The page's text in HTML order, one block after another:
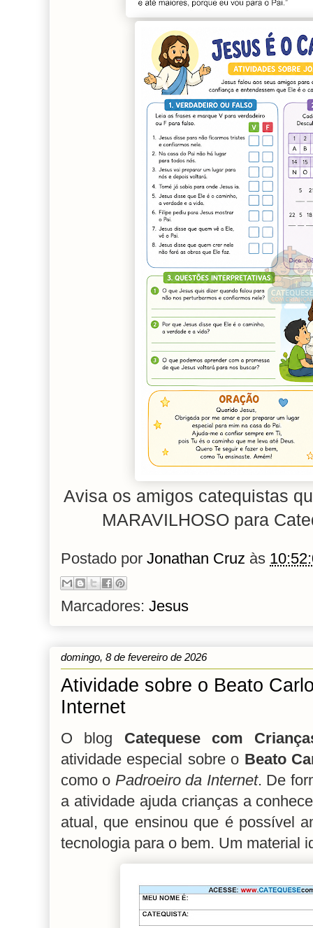
Avisa os amigos catequistas
MARAVILHOSO para
Postado por Jonathan Cruz às
Marcadores: Jesus
domingo, 8 de fevereiro de 2026
Atividade sobre o Beato
Internet
O blog Catequese com
atividade especial sobre o Beato
como o Padroeiro da Internet. De
a atividade ajuda crianças a
atual, que ensinou que é possível
tecnologia para o bem. Um material